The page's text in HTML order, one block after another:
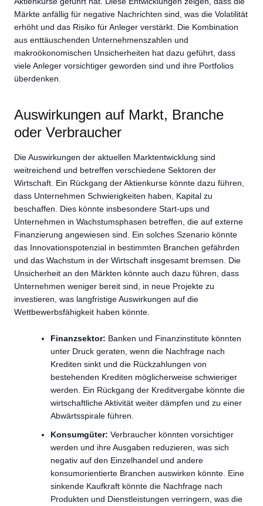
Märkte anfällig für negative Nachrichten sind, was die Volatilität
erhöht und das Risiko für Anleger verstärkt. Die Kombination
aus enttäuschenden Unternehmenszahlen und
makroökonomischen Unsicherheiten hat dazu geführt, dass
viele Anleger vorsichtiger geworden sind und ihre Portfolios
überdenken.
Auswirkungen auf Markt, Branche
oder Verbraucher
Die Auswirkungen der aktuellen Marktentwicklung sind
weitreichend und betreffen verschiedene Sektoren der
Wirtschaft. Ein Rückgang der Aktienkurse könnte dazu führen,
dass Unternehmen Schwierigkeiten haben, Kapital zu
beschaffen. Dies könnte insbesondere Start-ups und
Unternehmen in Wachstumsphasen betreffen, die auf externe
Finanzierung angewiesen sind. Ein solches Szenario könnte
das Innovationspotenzial in bestimmten Branchen gefährden
und das Wachstum in der Wirtschaft insgesamt bremsen. Die
Unsicherheit an den Märkten könnte auch dazu führen, dass
Unternehmen weniger bereit sind, in neue Projekte zu
investieren, was langfristige Auswirkungen auf die
Wettbewerbsfähigkeit haben könnte.
Finanzsektor: Banken und Finanzinstitute könnten
unter Druck geraten, wenn die Nachfrage nach
Krediten sinkt und die Rückzahlungen von
bestehenden Krediten möglicherweise schwieriger
werden. Ein Rückgang der Kreditvergabe könnte die
wirtschaftliche Aktivität weiter dämpfen und zu einer
Abwärtsspirale führen.
Konsumgüter: Verbraucher könnten vorsichtiger
werden und ihre Ausgaben reduzieren, was sich
negativ auf den Einzelhandel und andere
konsumorientierte Branchen auswirken könnte. Eine
sinkende Kaufkraft könnte die Nachfrage nach
Produkten und Dienstleistungen verringern, was die